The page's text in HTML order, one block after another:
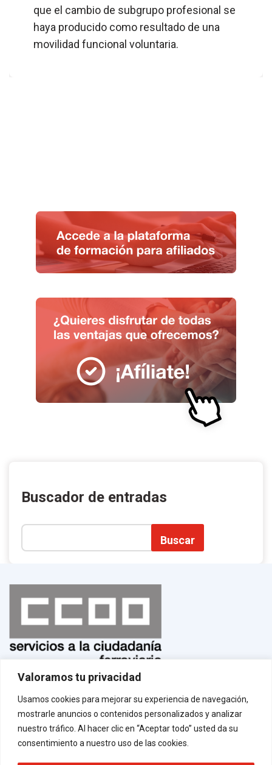
Valoramos tu privacidad
Usamos cookies para mejorar su experiencia de navegación,
mostrarle anuncios o contenidos personalizados y analizar
nuestro tráfico. Al hacer clic en “Aceptar todo” usted da su
consentimiento a nuestro uso de las cookies.
que el cambio de subgrupo profesional se
haya producido como resultado de una
movilidad funcional voluntaria.
Buscador de entradas
Buscar
Normas de uso
Aviso legal
Política de privacidad
Política de cookies
Contacto